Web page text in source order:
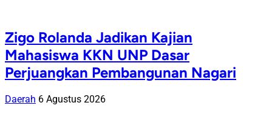
Zigo Rolanda Jadikan Kajian
Mahasiswa KKN UNP Dasar
Perjuangkan Pembangunan Nagari
Daerah 6 Agustus 2026